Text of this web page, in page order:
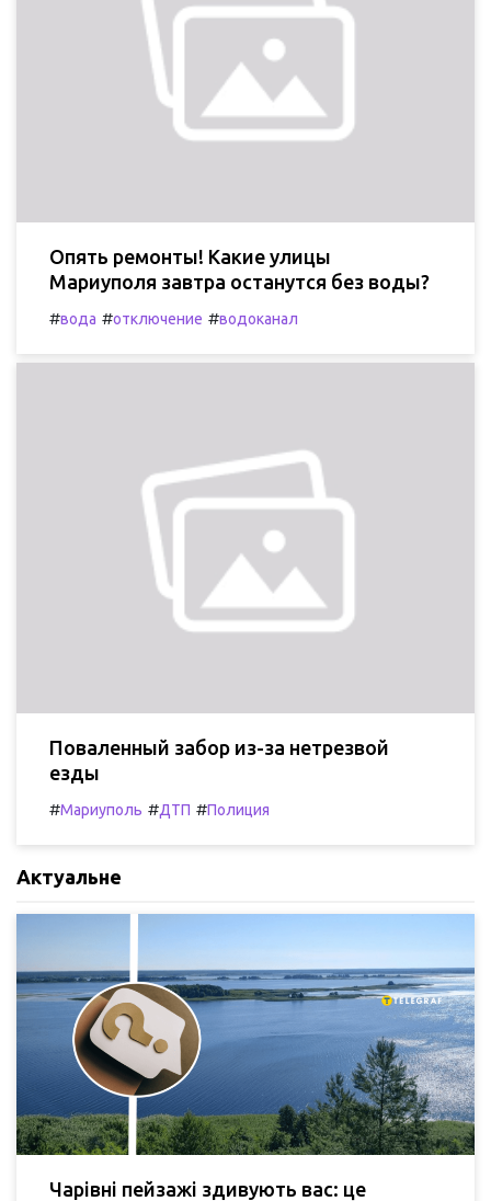
Опять ремонты! Какие улицы
Мариуполя завтра останутся без воды?
#вода #отключение #водоканал
Поваленный забор из-за нетрезвой
езды
#Мариуполь #ДТП #Полиция
Актуальне
Чарівні пейзажі здивують вас: це